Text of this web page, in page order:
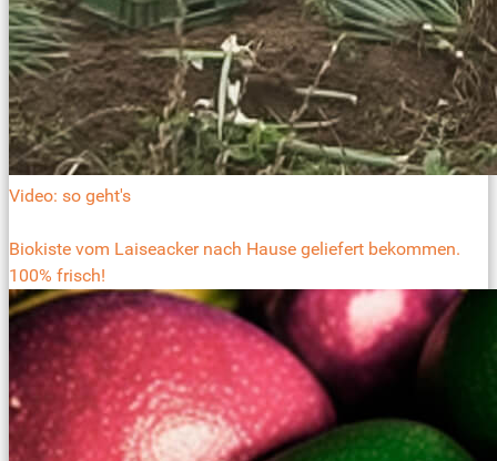
Video: so geht's
Biokiste vom Laiseacker nach Hause geliefert bekommen.
100% frisch!